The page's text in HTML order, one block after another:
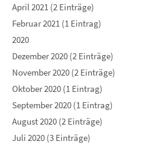
April 2021 (2 Einträge)
Februar 2021 (1 Eintrag)
2020
Dezember 2020 (2 Einträge)
November 2020 (2 Einträge)
Oktober 2020 (1 Eintrag)
September 2020 (1 Eintrag)
August 2020 (2 Einträge)
Juli 2020 (3 Einträge)